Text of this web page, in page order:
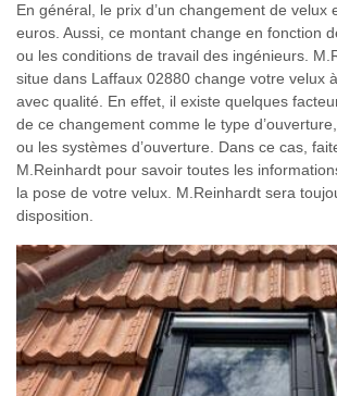
En général, le prix d’un changement de velux
euros. Aussi, ce montant change en fonction
ou les conditions de travail des ingénieurs.
situe dans Laffaux 02880 change votre velux
avec qualité. En effet, il existe quelques
de ce changement comme le type
ou les systèmes d’ouverture. Dans ce cas,
M.Reinhardt pour savoir toutes les
la pose de votre velux. M.Reinhardt sera
disposition.